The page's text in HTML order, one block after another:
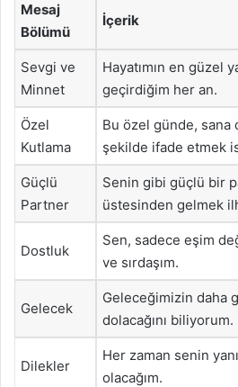
Mesaj
Bölümü
İçerik
Sevgi ve
Minnet
Hayatımın en güzel
geçirdiğim her an.
Özel
Kutlama
Bu özel günde, sana
şekilde ifade etmek
Güçlü
Partner
Senin gibi güçlü bir
üstesinden gelmek
Dostluk
Sen, sadece eşim
ve sırdaşım.
Gelecek
Geleceğimizin daha
dolacağını biliyorum.
Dilekler
Her zaman senin
olacağım.